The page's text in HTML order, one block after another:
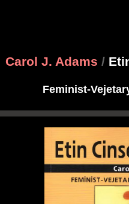
Carol J. Adams /
Feminist-